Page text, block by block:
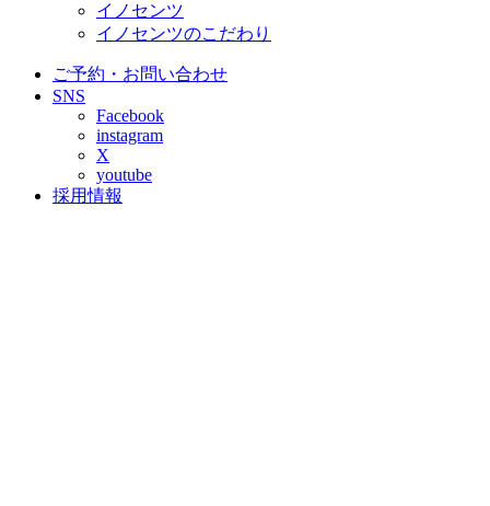
イノセンツ
イノセンツのこだわり
ご予約・お問い合わせ
SNS
Facebook
instagram
X
youtube
採用情報